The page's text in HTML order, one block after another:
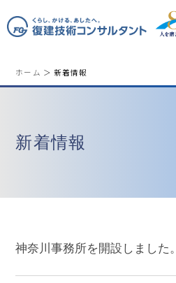
ホーム ＞ 新着情報
新着情報
神奈川事務所を開設しました。